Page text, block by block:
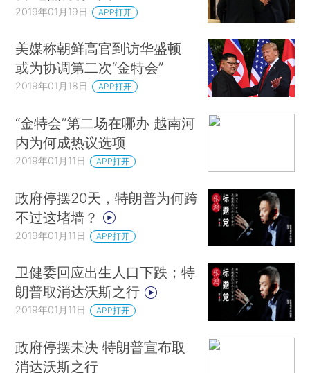
2019年01月19日 APP打开
美媒称朝鲜高官到访华盛顿
或为协调第二次“金特会”
2019年01月18日 APP打开
“金特会”第二场在哪办 越南河
内为何成热议选项
2019年01月11日 APP打开
政府停摆20天，特朗普为何跨
不过这堵墙？
2019年01月11日 APP打开
卫健委回应出生人口下跌；特
朗普取消达沃斯之行
2019年01月11日 APP打开
政府停摆未决 特朗普宣布取
消达沃斯之行